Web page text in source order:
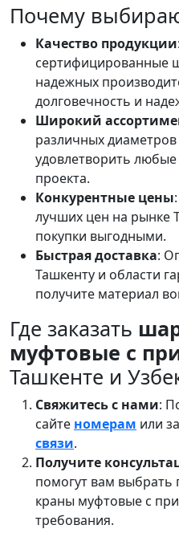
Почему
Качество продукции
сертифицированные
надежных
долговечность и
Широкий
различных
удовлетворить
проекта.
Конкурентные цены
лучших цен на рынке
покупки выгодными.
Быстрая доставка:
Ташкенту и области
получите материал
Где заказать
муфтовые с
Ташкенте и
Свяжитесь с нами:
сайте номерам или
связи.
Получите
помогут вам
краны муфтовые с
требования.